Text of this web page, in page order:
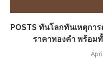
POSTS ทันโลกทันเหตุกา
ราคาทองคำ พร้อม